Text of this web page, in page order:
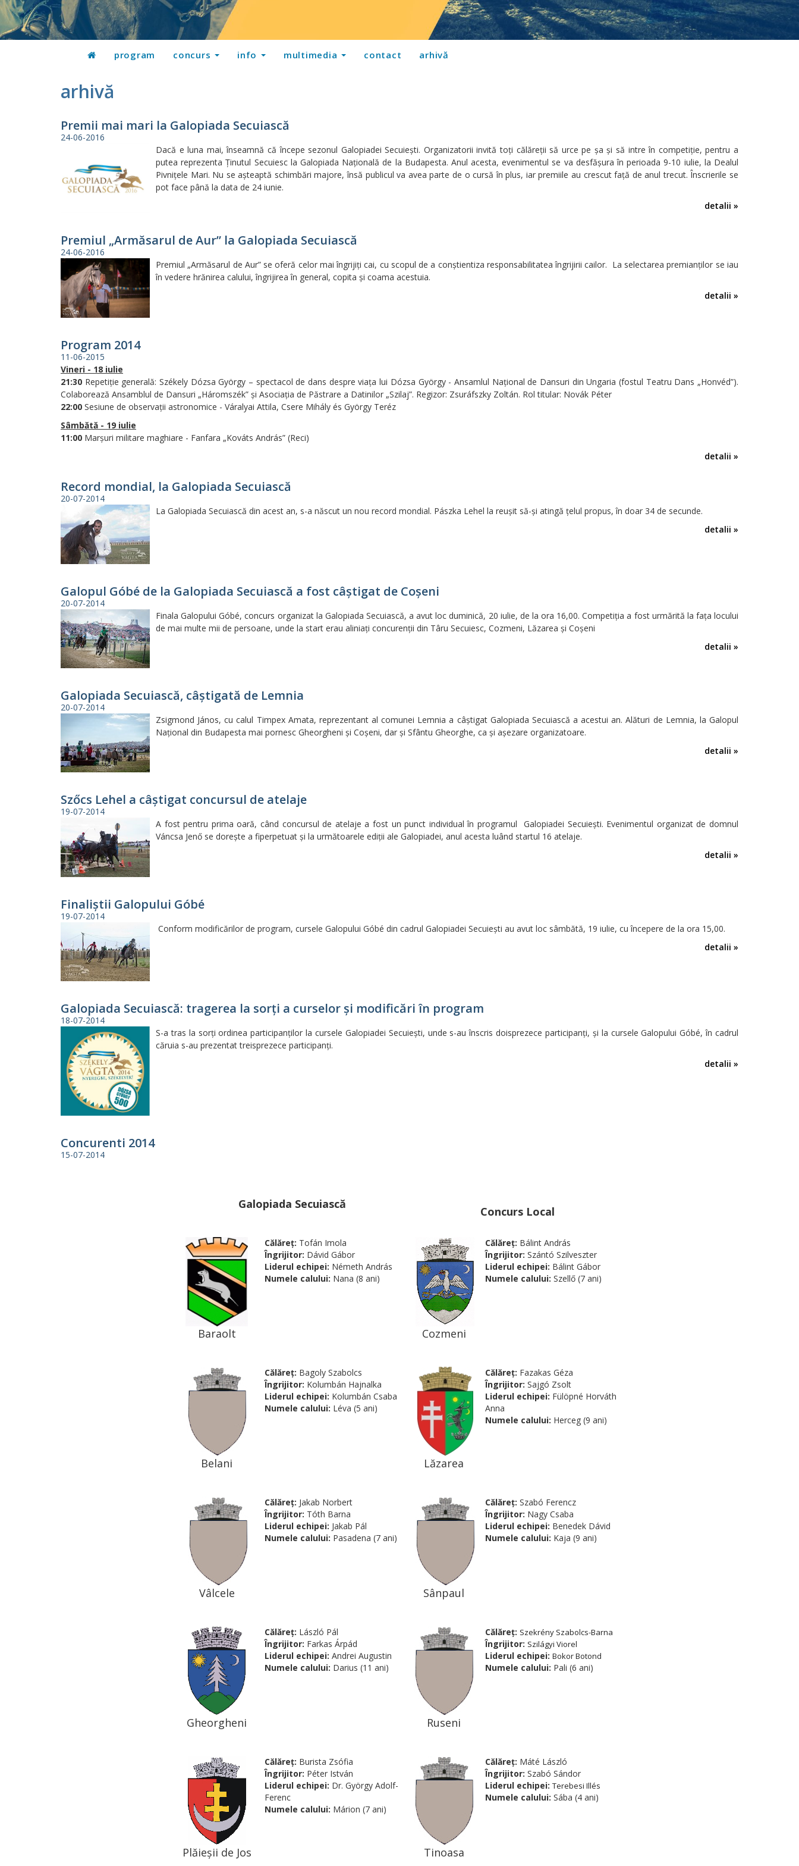
program concurs info multimedia contact arhivă
arhivă
Premii mai mari la Galopiada Secuiască
24-06-2016
Dacă e luna mai, înseamnă că începe sezonul Galopiadei Secuieşti. Organizatorii invită toţi călăreţii să urce pe şa şi să intre în competiţie, pentru a
putea reprezenta Ţinutul Secuiesc la Galopiada Naţională de la Budapesta. Anul acesta, evenimentul se va desfăşura în perioada 9-10 iulie, la Dealul
Pivniţele Mari. Nu se aşteaptă schimbări majore, însă publicul va avea parte de o cursă în plus, iar premiile au crescut faţă de anul trecut. Înscrierile se
pot face până la data de 24 iunie.
detalii »
Premiul „Armăsarul de Aur” la Galopiada Secuiască
24-06-2016
Premiul „Armăsarul de Aur” se oferă celor mai îngrijiţi cai, cu scopul de a conştientiza responsabilitatea îngrijirii cailor. La selectarea premianților se iau
în vedere hrănirea calului, îngrijirea în general, copita și coama acestuia.
detalii »
Program 2014
11-06-2015
Vineri - 18 iulie
21:30 Repetiţie generală: Székely Dózsa György – spectacol de dans despre viaţa lui Dózsa György - Ansamlul Naţional de Dansuri din Ungaria (fostul Teatru Dans „Honvéd”).
Colaborează Ansamblul de Dansuri „Háromszék” şi Asociaţia de Păstrare a Datinilor „Szilaj”. Regizor: Zsuráfszky Zoltán. Rol titular: Novák Péter
22:00 Sesiune de observații astronomice - Váralyai Attila, Csere Mihály és György Teréz
Sâmbătă - 19 iulie
11:00 Marşuri militare maghiare - Fanfara „Kováts András” (Reci)
detalii »
Record mondial, la Galopiada Secuiască
20-07-2014
La Galopiada Secuiască din acest an, s-a născut un nou record mondial. Pászka Lehel la reuşit să-şi atingă ţelul propus, în doar 34 de secunde.
detalii »
Galopul Góbé de la Galopiada Secuiască a fost câştigat de Coşeni
20-07-2014
Finala Galopului Góbé, concurs organizat la Galopiada Secuiască, a avut loc duminică, 20 iulie, de la ora 16,00. Competiţia a fost urmărită la faţa locului
de mai multe mii de persoane, unde la start erau aliniaţi concurenţii din Târu Secuiesc, Cozmeni, Lăzarea şi Coşeni
detalii »
Galopiada Secuiască, câştigată de Lemnia
20-07-2014
Zsigmond János, cu calul Timpex Amata, reprezentant al comunei Lemnia a câştigat Galopiada Secuiască a acestui an. Alături de Lemnia, la Galopul
Naţional din Budapesta mai pornesc Gheorgheni şi Coşeni, dar şi Sfântu Gheorghe, ca şi aşezare organizatoare.
detalii »
Szőcs Lehel a câştigat concursul de atelaje
19-07-2014
A fost pentru prima oară, când concursul de atelaje a fost un punct individual în programul Galopiadei Secuieşti. Evenimentul organizat de domnul
Váncsa Jenő se doreşte a fiperpetuat şi la următoarele ediţii ale Galopiadei, anul acesta luând startul 16 atelaje.
detalii »
Finaliştii Galopului Góbé
19-07-2014
Conform modificărilor de program, cursele Galopului Góbé din cadrul Galopiadei Secuieşti au avut loc sâmbătă, 19 iulie, cu începere de la ora 15,00.
detalii »
Galopiada Secuiască: tragerea la sorţi a curselor şi modificări în program
18-07-2014
S-a tras la sorţi ordinea participanţilor la cursele Galopiadei Secuieşti, unde s-au înscris doisprezece participanţi, şi la cursele Galopului Góbé, în cadrul
căruia s-au prezentat treisprezece participanţi.
detalii »
Concurenti 2014
15-07-2014
Galopiada Secuiască
Concurs Local
Baraolt
Călăreţ: Tofán Imola
Îngrijitor: Dávid Gábor
Liderul echipei: Németh András
Numele calului: Nana (8 ani)
Cozmeni
Călăreţ: Bálint András
Îngrijitor: Szántó Szilveszter
Liderul echipei: Bálint Gábor
Numele calului: Szellő (7 ani)
Belani
Călăreţ: Bagoly Szabolcs
Îngrijitor: Kolumbán Hajnalka
Liderul echipei: Kolumbán Csaba
Numele calului: Léva (5 ani)
Lăzarea
Călăreţ: Fazakas Géza
Îngrijitor: Sajgó Zsolt
Liderul echipei: Fülöpné Horváth
Anna
Numele calului: Herceg (9 ani)
Vâlcele
Călăreţ: Jakab Norbert
Îngrijitor: Tóth Barna
Liderul echipei: Jakab Pál
Numele calului: Pasadena (7 ani)
Sânpaul
Călăreţ: Szabó Ferencz
Îngrijitor: Nagy Csaba
Liderul echipei: Benedek Dávid
Numele calului: Kaja (9 ani)
Gheorgheni
Călăreţ: László Pál
Îngrijitor: Farkas Árpád
Liderul echipei: Andrei Augustin
Numele calului: Darius (11 ani)
Ruseni
Călăreţ: Szekrény Szabolcs-Barna
Îngrijitor: Szilágyi Viorel
Liderul echipei: Bokor Botond
Numele calului: Pali (6 ani)
Plăieșii de Jos
Călăreţ: Burista Zsófia
Îngrijitor: Péter István
Liderul echipei: Dr. György Adolf-
Ferenc
Numele calului: Márion (7 ani)
Tinoasa
Călăreţ: Máté László
Îngrijitor: Szabó Sándor
Liderul echipei: Terebesi Illés
Numele calului: Sába (4 ani)